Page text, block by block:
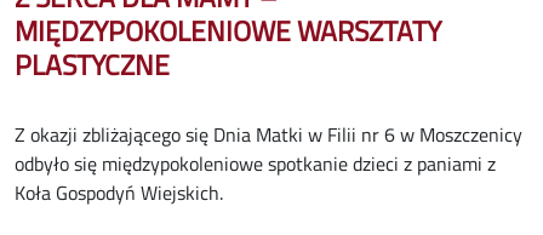
MIĘDZYPOKOLENIOWE WARSZTATY
PLASTYCZNE
Z okazji zbliżającego się Dnia Matki w Filii nr 6 w Moszczenicy
odbyło się międzypokoleniowe spotkanie dzieci z paniami z
Koła Gospodyń Wiejskich.